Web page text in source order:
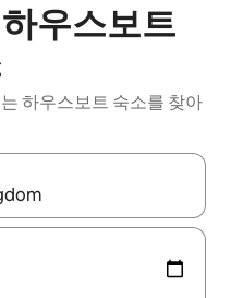
우스보트
하우스보트 숙소를 찾아
살표 키를 사용하거나 터치 또는